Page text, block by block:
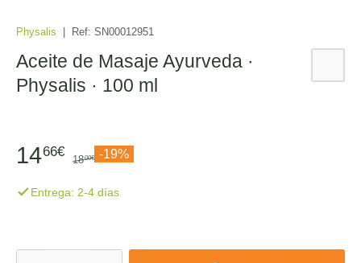
Physalis | Ref: SN00012951
Aceite de Masaje Ayurveda ·
Physalis · 100 ml
1466€
1800€ -19%
Entrega: 2-4 días